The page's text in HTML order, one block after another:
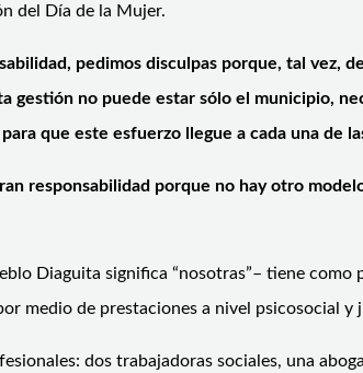
del Día de la Mujer.
pedimos disculpas porque, tal
gestión no puede estar sólo el municipio,
que este esfuerzo llegue a cada una de
responsabilidad porque no hay otro
Diaguita significa “nosotras”– tiene
medio de prestaciones a nivel psicosocial
dos trabajadoras sociales, una